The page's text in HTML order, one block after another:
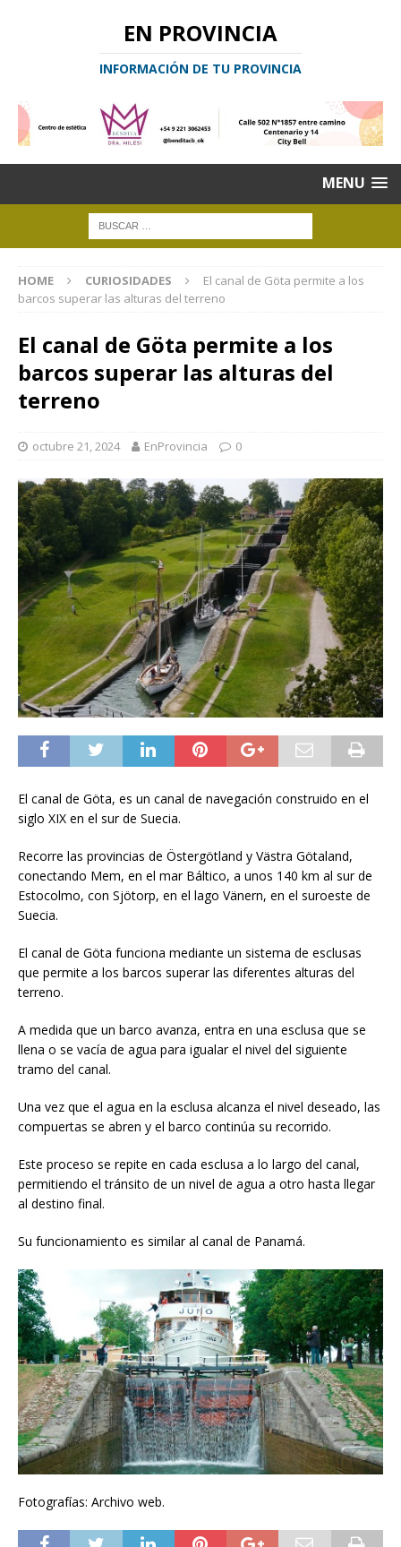
EN PROVINCIA
INFORMACIÓN DE TU PROVINCIA
MENU
HOME CURIOSIDADES
El canal de Göta permite a los
barcos superar las alturas del terreno
El canal de Göta permite a los
barcos superar las alturas del
terreno
octubre 21, 2024 EnProvincia 0
El canal de Göta, es un canal de navegación construido en el
siglo XIX en el sur de Suecia.
Recorre las provincias de Östergötland y Västra Götaland,
conectando Mem, en el mar Báltico, a unos 140 km al sur de
Estocolmo, con Sjötorp, en el lago Vänern, en el suroeste de
Suecia.
El canal de Göta funciona mediante un sistema de esclusas
que permite a los barcos superar las diferentes alturas del
terreno.
A medida que un barco avanza, entra en una esclusa que se
llena o se vacía de agua para igualar el nivel del siguiente
tramo del canal.
Una vez que el agua en la esclusa alcanza el nivel deseado, las
compuertas se abren y el barco continúa su recorrido.
Este proceso se repite en cada esclusa a lo largo del canal,
permitiendo el tránsito de un nivel de agua a otro hasta llegar
al destino final.
Su funcionamiento es similar al canal de Panamá.
Fotografías: Archivo web.